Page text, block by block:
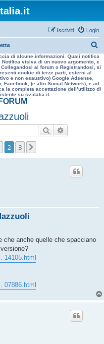
Login
Iscriviti
e
r
a
di alcune informazioni. Quali notifica
visiva di un nuovo argomento, e
al forum o Registrandosi, si
cookie di terze parti, esterni al
e non esaustivo) Google Adsense,
Facebook, (e altri Social Network), e ad
la completa accettazione dell’utilizzo di
su sv-italia.it.
Cerca
2 3
che anche quelle che spacciano
14105.html
07886.html